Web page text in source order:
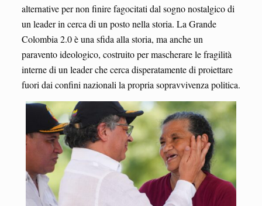
alternative per non finire fagocitati dal sogno nostalgico di
un leader in cerca di un posto nella storia. La Grande
Colombia 2.0 è una sfida alla storia, ma anche un
paravento ideologico, costruito per mascherare le fragilità
interne di un leader che cerca disperatamente di proiettare
fuori dai confini nazionali la propria sopravvivenza politica.